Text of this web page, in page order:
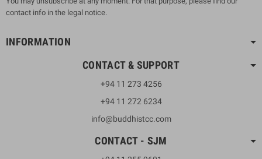
contact info in the legal notice.
INFORMATION
CONTACT & SUPPORT
+94 11 273 4256
+94 11 272 6234
info@buddhistcc.com
CONTACT - SJM